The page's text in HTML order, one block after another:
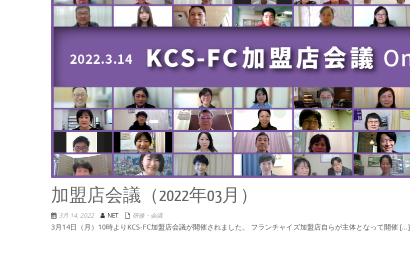
加盟店会議（2022年03月）
3月 14, 2022 NET 研修・会議
3月14日（月）10時よりKCS-FC加盟店会議が開催されました。 フランチャイズ加盟店自らが主体となって開催 […]